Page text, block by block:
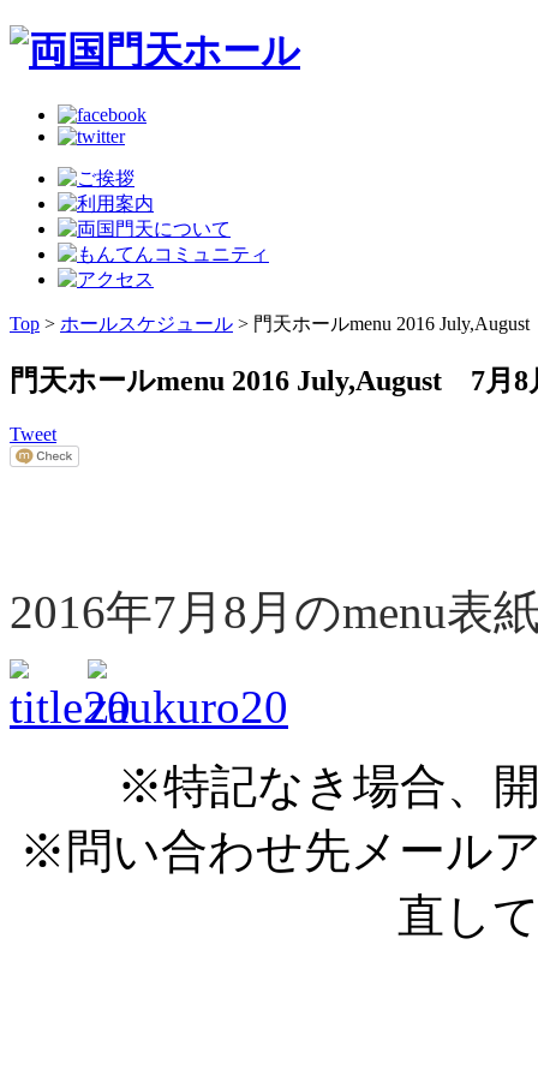
Top > ホールスケジュール > 門天ホールmenu 2016
門天ホールmenu 2016 July,August 7月8
Tweet
2016年7月8月のmenu表
※特記なき場合、
※問い合わせ先メール
直し